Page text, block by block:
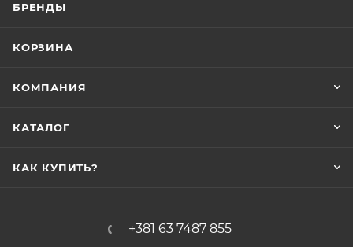
БРЕНДЫ
КОРЗИНА
КОМПАНИЯ
КАТАЛОГ
КАК КУПИТЬ?
+381 63 7487 855